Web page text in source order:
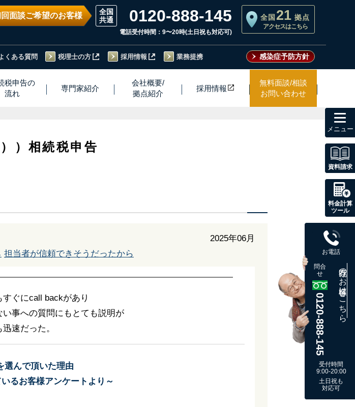
面談ご希望のお客様 0120-888-145
電話受付時間：9〜20時(土日祝も対応可)
全国 21 拠点
アクセスはこちら
くある質問 税理士の方 採用情報 業務提携 感染症予防方針
税申告の
流れ
専門家紹介
会社概要/
拠点紹介
採用情報
無料面談/相談
お問い合わせ
）相続税申告
2025年06月
担当者が信頼できそうだったから
ぐにcall backがあり
事への質問にもとても説明が
速だった。
選んで頂いた理由
るお客様アンケートより～
資料請求
料金計算
ツール
お電話
問合
せ
0120-888-145
既存のお客様はこちら
受付時間
9:00-20:00
土日祝も
対応可